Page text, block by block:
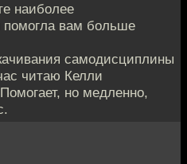
наиболее
помогла вам больше
самодисциплины
читаю Келли
но медленно,